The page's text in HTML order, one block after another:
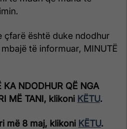
çfarë është duke ndodhur
të informuar, MINUTË
KA NDODHUR QË NGA
MË TANI, klikoni KËTU.
më 8 maj, klikoni KËTU.